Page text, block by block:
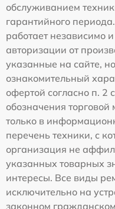
обслуживанием
гарантийного
работает независимо
авторизации от
указанные на сайте,
ознакомительный
офертой согласно п. 2
обозначения
только в
перечень техники, с
организация не
указанных товарных
интересы. Все виды
исключительно на
законном гражданском